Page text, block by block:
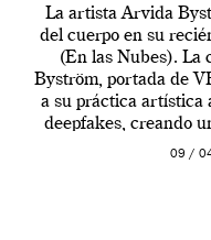
La artista Arvida
del cuerpo en su
(En las Nubes). La
Byström, portada de
a su práctica artística
deepfakes, creando
09 /